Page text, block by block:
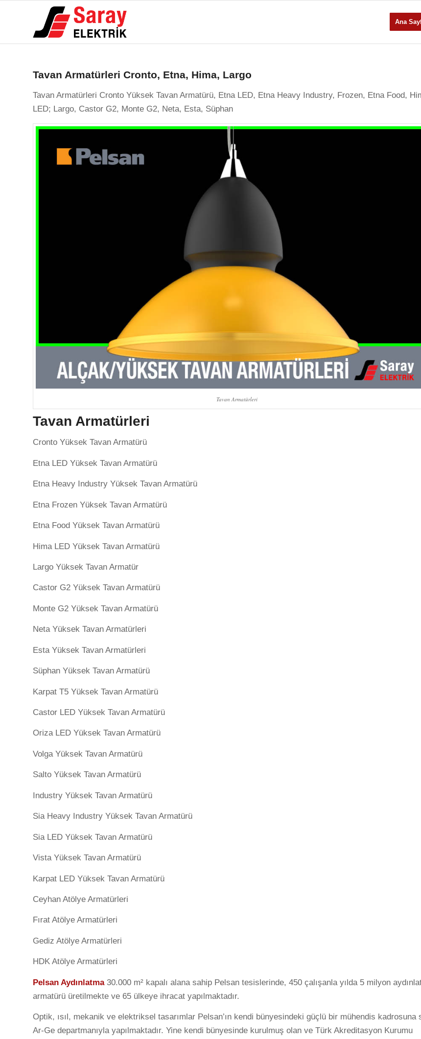
Ana
Tavan Armatürleri Cronto, Etna, Hima, Largo
Tavan Armatürleri Cronto Yüksek Tavan Armatürü, Etna LED, Etna Heavy Industry, Frozen, Etna Food,
LED; Largo, Castor G2, Monte G2, Neta, Esta, Süphan
Tavan Armatürleri
Tavan Armatürleri
Cronto Yüksek Tavan Armatürü
Etna LED Yüksek Tavan Armatürü
Etna Heavy Industry Yüksek Tavan Armatürü
Etna Frozen Yüksek Tavan Armatürü
Etna Food Yüksek Tavan Armatürü
Hima LED Yüksek Tavan Armatürü
Largo Yüksek Tavan Armatür
Castor G2 Yüksek Tavan Armatürü
Monte G2 Yüksek Tavan Armatürü
Neta Yüksek Tavan Armatürleri
Esta Yüksek Tavan Armatürleri
Süphan Yüksek Tavan Armatürü
Karpat T5 Yüksek Tavan Armatürü
Castor LED Yüksek Tavan Armatürü
Oriza LED Yüksek Tavan Armatürü
Volga Yüksek Tavan Armatürü
Salto Yüksek Tavan Armatürü
Industry Yüksek Tavan Armatürü
Sia Heavy Industry Yüksek Tavan Armatürü
Sia LED Yüksek Tavan Armatürü
Vista Yüksek Tavan Armatürü
Karpat LED Yüksek Tavan Armatürü
Ceyhan Atölye Armatürleri
Fırat Atölye Armatürleri
Gediz Atölye Armatürleri
HDK Atölye Armatürleri
Pelsan Aydınlatma30.000 m² kapalı alana sahip Pelsan tesislerinde, 450 çalışanla yılda 5 milyon
armatürü üretilmekte ve 65 ülkeye ihracat yapılmaktadır.
Optik, ısıl, mekanik ve elektriksel tasarımlar Pelsan’ın kendi bünyesindeki güçlü bir mühendis kadrosuna
Ar-Ge departmanıyla yapılmaktadır. Yine kendi bünyesinde kurulmuş olan ve Türk Akreditasyon Kurumu